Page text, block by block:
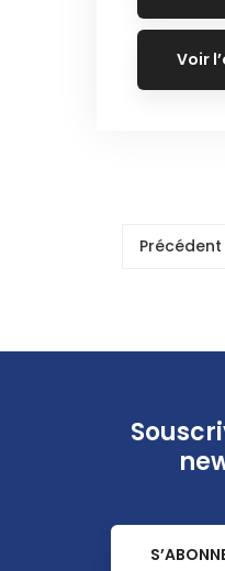
Voir
Précédent